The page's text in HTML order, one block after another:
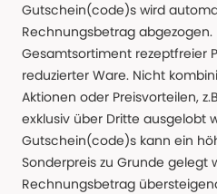
Gutschein(code)s wird
Rechnungsbetrag abgezogen.
Gesamtsortiment rezeptfreier
reduzierter Ware. Nicht
Aktionen oder Preisvorteilen,
exklusiv über Dritte ausgelobt
Gutschein(code)s kann ein
Sonderpreis zu Grunde gelegt
Rechnungsbetrag